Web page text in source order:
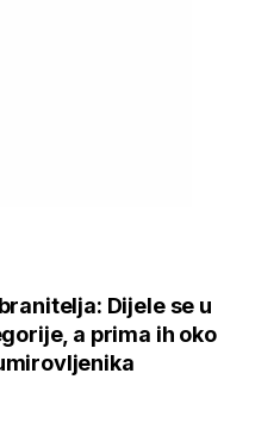
Dijele se u
a prima ih oko